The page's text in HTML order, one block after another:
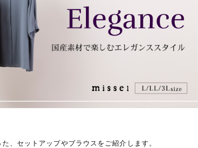
、セットアップやブラウスをご紹介します。